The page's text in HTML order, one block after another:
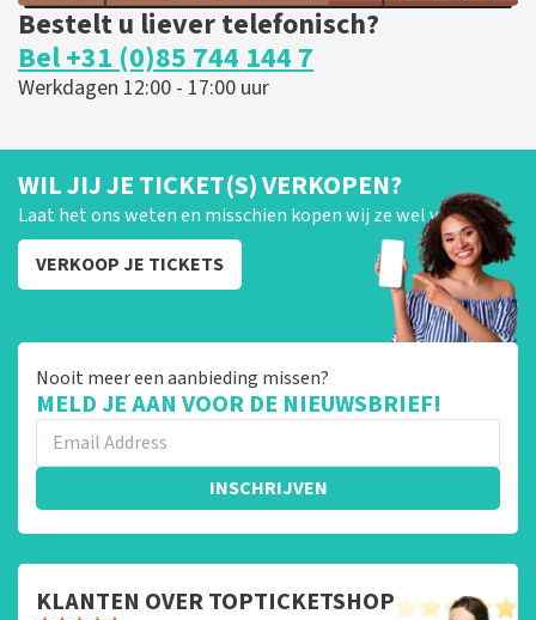
Bestelt u liever telefonisch?
Bel +31 (0)85 744 144 7
Werkdagen 12:00 - 17:00 uur
WIL JIJ JE TICKET(S) VERKOPEN?
Laat het ons weten en misschien kopen wij ze wel van je!
VERKOOP JE TICKETS
Nooit meer een aanbieding missen?
MELD JE AAN VOOR DE NIEUWSBRIEF!
INSCHRIJVEN
KLANTEN OVER TOPTICKETSHOP